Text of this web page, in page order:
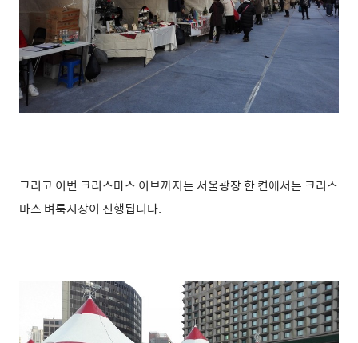
그리고 이번 크리스마스 이브까지는 서울광장 한 켠에서는 크리스
마스 벼룩시장이 진행됩니다.